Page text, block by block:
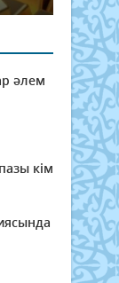
әлем
кім